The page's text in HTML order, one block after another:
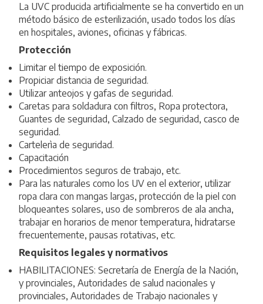
La UVC producida artificialmente se ha convertido en un
método básico de esterilización, usado todos los días
en hospitales, aviones, oficinas y fábricas.
Protección
Limitar el tiempo de exposición.
Propiciar distancia de seguridad.
Utilizar anteojos y gafas de seguridad.
Caretas para soldadura con filtros, Ropa protectora,
Guantes de seguridad, Calzado de seguridad, casco de
seguridad.
Cartelerìa de seguridad.
Capacitación
Procedimientos seguros de trabajo, etc.
Para las naturales como los UV en el exterior, utilizar
ropa clara con mangas largas, protección de la piel con
bloqueantes solares, uso de sombreros de ala ancha,
trabajar en horarios de menor temperatura, hidratarse
frecuentemente, pausas rotativas, etc.
Requisitos legales y normativos
HABILITACIONES: Secretaría de Energía de la Nación,
y provinciales, Autoridades de salud nacionales y
provinciales, Autoridades de Trabajo nacionales y